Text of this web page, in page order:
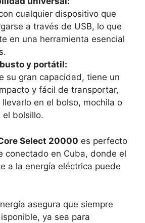
cualquier dispositivo que
a través de USB, lo que
en una herramienta esencial
y portátil:
su gran capacidad, tiene un
y fácil de transportar,
llevarlo en el bolso, mochila o
el bolsillo.
Select 20000 es perfecto
conectado en Cuba, donde el
a la energía eléctrica puede
asegura que siempre
ya sea para